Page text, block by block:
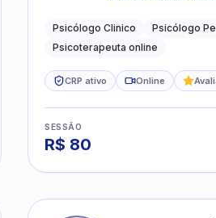
conflitos
comportamentais.
Psicólogo Clinico
Psicólogo
Psicoterapeuta online
CRP ativo Online
SESSÃO
R$ 80